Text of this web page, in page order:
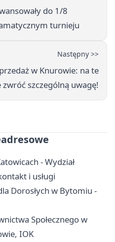
do 1/8
turnieju
Następny >>
w Knurowie: na te
zwróć szczególną uwagę!
- Wydział
i usługi
Dorosłych w Bytomiu -
Społecznego w
IOK